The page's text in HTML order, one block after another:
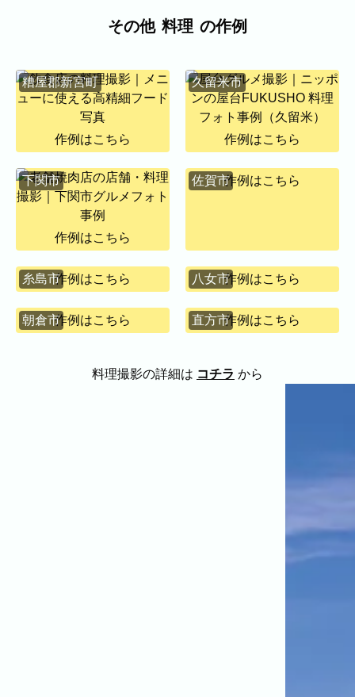
今まで寄せられた質問をまとめました。
BLOG
CONTACT
その他 料理 の作例
糟屋郡新宮町
作例はこちら
久留米市
作例はこちら
下関市
作例はこちら
佐賀市作例はこちら
糸島市作例はこちら 八女市作例はこちら
朝倉市作例はこちら 直方市作例はこちら
料理撮影の詳細は コチラ から